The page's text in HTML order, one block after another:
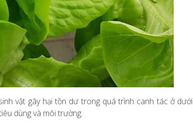
vật gây hại tồn dư trong quá trình canh tác ở dưới
dùng và môi trường.